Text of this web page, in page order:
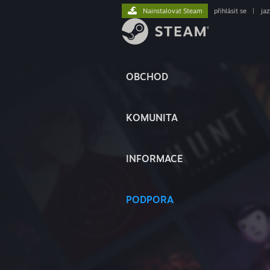
OBCHOD
KOMUNITA
INFORMACE
PODPORA
Nainstalovat Steam přihlásit se